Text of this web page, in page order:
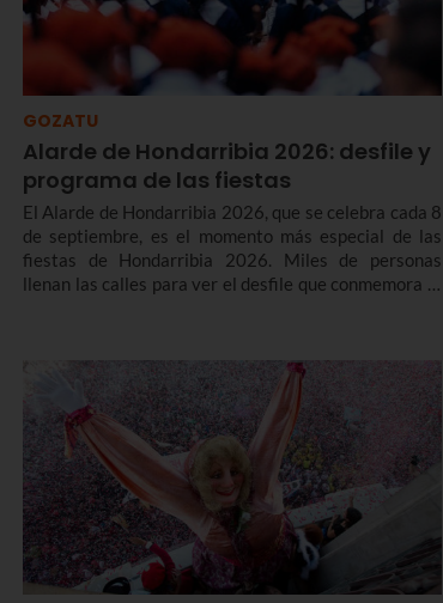
GOZATU
Alarde de Hondarribia 2026: desfile y
programa de las fiestas
El Alarde de Hondarribia 2026, que se celebra cada 8
de septiembre, es el momento más especial de las
fiestas de Hondarribia 2026. Miles de personas
llenan las calles para ver el desfile que conmemora la
Te contamos más sobre el origen y el desfile del
Alarde de Hondarribia 2026 y el programa de fiestas
de Hondarribia 2026. Toma nota porque las fiestas
son del 4 al 10 de septiembre.